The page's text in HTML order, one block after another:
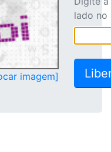
imagem]
lado no